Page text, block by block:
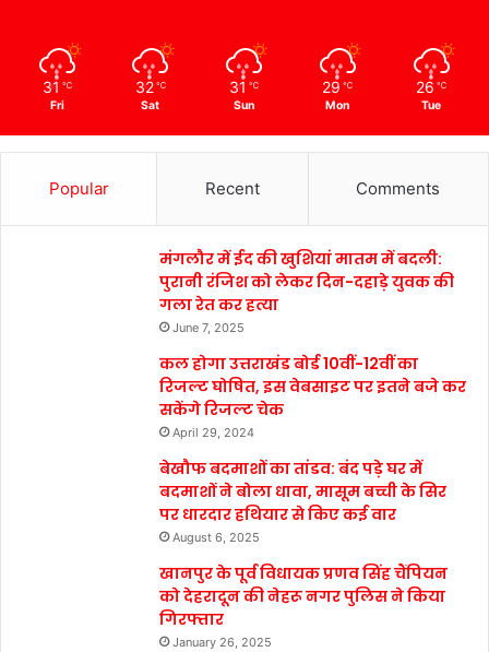
31 ℃
Fri
32 ℃
Sat
31 ℃
Sun
29 ℃
Mon
26 ℃
Tue
Popular Recent Comments
मंगलौर में ईद की खुशियां मातम में बदली:
पुरानी रंजिश को लेकर दिन-दहाड़े युवक की
गला रेत कर हत्या
June 7, 2025
कल होगा उत्तराखंड बोर्ड 10वीं-12वीं का
रिजल्ट घोषित, इस वेबसाइट पर इतने बजे कर
सकेंगे रिजल्ट चेक
April 29, 2024
बेखौफ बदमाशों का तांडव: बंद पड़े घर में
बदमाशों ने बोला धावा, मासूम बच्ची के सिर
पर धारदार हथियार से किए कई वार
August 6, 2025
खानपुर के पूर्व विधायक प्रणव सिंह चैंपियन
को देहरादून की नेहरू नगर पुलिस ने किया
गिरफ्तार
January 26, 2025